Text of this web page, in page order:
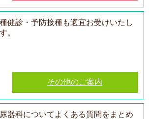
健診・予防接種も適宜お受けいたし
。
その他のご案内
器科についてよくある質問をまとめ